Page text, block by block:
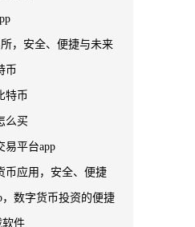
，安全、便捷与未来
币
特币
么买
易平台app
币应用，安全、便捷
数字货币投资的便捷
软件